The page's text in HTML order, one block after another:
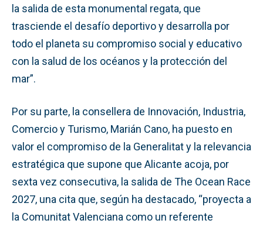
la salida de esta monumental regata, que
trasciende el desafío deportivo y desarrolla por
todo el planeta su compromiso social y educativo
con la salud de los océanos y la protección del
mar”.
Por su parte, la consellera de Innovación, Industria,
Comercio y Turismo, Marián Cano, ha puesto en
valor el compromiso de la Generalitat y la relevancia
estratégica que supone que Alicante acoja, por
sexta vez consecutiva, la salida de The Ocean Race
2027, una cita que, según ha destacado, “proyecta a
la Comunitat Valenciana como un referente